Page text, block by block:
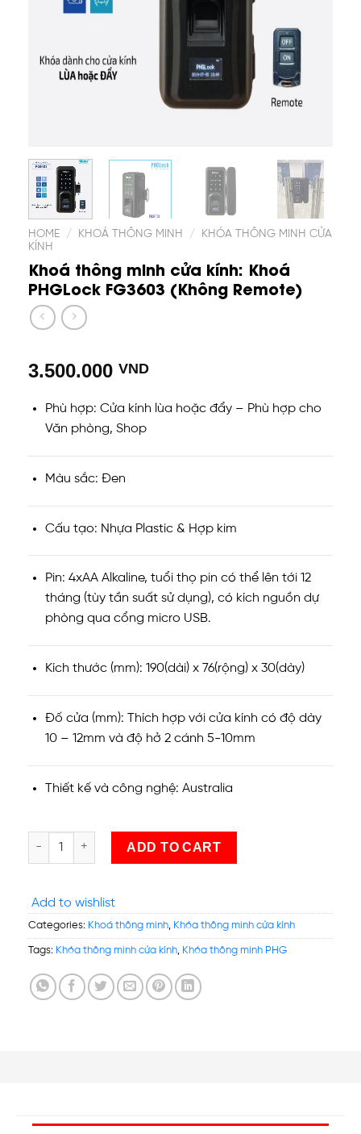
HOME / KHOÁ THÔNG MINH /
KHÓA THÔNG MINH CỬA
KÍNH
Khoá thông minh cửa kính: Khoá
PHGLock FG3603 (Không Remote)
3.500.000 VND
Phù hợp: Cửa kính lùa hoặc đẩy – Phù hợp cho
Văn phòng, Shop
Màu sắc: Đen
Cấu tạo: Nhựa Plastic & Hợp kim
Pin: 4xAA Alkaline, tuổi thọ pin có thể lên tới 12
tháng (tùy tần suất sử dụng), có kích nguồn dự
phòng qua cổng micro USB.
Kích thước (mm): 190(dài) x 76(rộng) x 30(dày)
Đố cửa (mm): Thích hợp với cửa kính có độ dày
10 – 12mm và độ hở 2 cánh 5-10mm
Thiết kế và công nghệ: Australia
Khoá thông minh cửa kính: Khoá PHGLock FG3603
ADD TO CART
Add to wishlist
Categories: Khoá thông minh, Khóa thông minh cửa kính
Tags: Khóa thông minh cửa kính, Khóa thông minh PHG